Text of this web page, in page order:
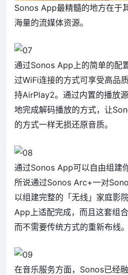
Sonos App最精髓的地方在于
海量的流媒体资源。
通过Sonos App上的简单的配
过WiFi连接的方式可享受高品
持AirPlay2。通过内置的播放
地完成解码播放的方式，让
的方式一样无损还原音质。
通过Sonos App可以自由组建
所说通过Sonos Arc+一对
以组建完整的「无线」家庭影
App上适配完成，而且这套组
而不需要传统方式的重新布线。
在音乐服务方面，Sonos已经